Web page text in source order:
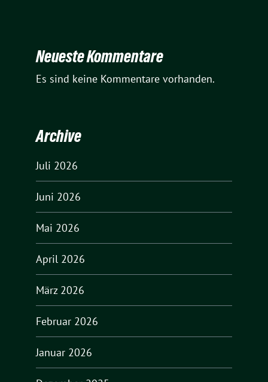
Neueste Kommentare
Es sind keine Kommentare vorhanden.
Archive
Juli 2026
Juni 2026
Mai 2026
April 2026
März 2026
Februar 2026
Januar 2026